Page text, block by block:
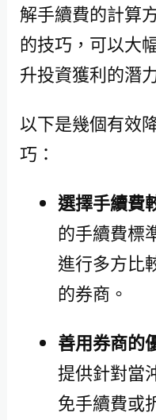
解手續費的計算
的技巧，可以大
升投資獲利的潛
以下是幾個有效
巧：
選擇手續費
的手續費標
進行多方比
的券商。
善用券商的
提供針對當
免手續費或